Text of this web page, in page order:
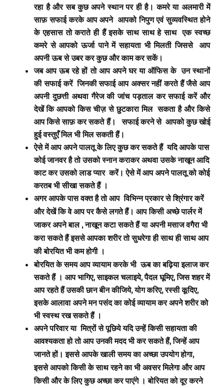
रहा है और सब कुछ अपने स्थान पर ही है। कमरे या अलमारी में
साफ़ सफाई करके आप अपने आपको निपुण एवं सुव्यवस्थित होने
के एहसास तो कराते ही हैं इसके साथ साथ हे साथ एक स्वच्छ
कमरे से आपको ऊर्जा पाने में सहायता भी मिलती जिससे आप
अपनी ऊब से उबर कर कुछ और काम कर सकें।
जब आप ऊब रहे हों तो आप अपने घर या ऑफिस के उन स्थानों
की सफाई करें जिनकी सफाई आप अक्सर नहीं करते हैं जैसे आप
अपनी दुछत्ती अथवा गैरेज की जांच पड़ताल कर सफाई करें और
देखें कि आपको किस चीज़ से छुटकारा मिल सकता है और किसे
आप किसे साफ़ कर सकते हैं। सफाई करने से आपको कुछ खोई
हुई वस्तुएँ मिल भी मिल सकती हैं।
ऐसे में आप अपने पालतू के लिए कुछ कर सकते हैं यदि आपके पास
कोई जानवर है तो उसको स्नान कराकर अथवा उसके नाखून आदि
काट कर उसको लाड प्यार करें। ऐसे में आप अपने पालतू को कोई
करतब भी सीखा सकते हैं ।
अगर आपके पास वक्त है तो आप विभिन्न प्रकार से श्रिंगार करें
और देखें कि वे आप पर कैसे लगते हैं। आप किसी अच्छे पार्लर में
जाकर अपने बाल , नाखून कटा सकते हैं या अपनी मसाज वगैरा भी
करा सकते हैं इससे आपका शरीर तो सुधरेगा ही साथ ही साथ आप
की बोरयित भी कमहोगी ।
बोरयित के समय आप व्यायाम करके भी ऊब का बढ़िया इलाज कर
सकते हैं । आप भागिए, साइकल चलाइये, पैदल घूमिए, जिस शहर में
आप रहते हैं उसकी छान बीन कीजिये, योग करिए, रस्सी कूदिए,
इसके आलावा अपने मन पसंद का कोई व्यायाम कर अपने शरीर को
भी स्वस्थ रख सकते हैं ।
अपने परिवार या मित्रों से पूछिये यदि उन्हें किसी सहायता की
आवश्यकता हो तोआप उनकी मदद भी कर सकते हैं, जिन्हें आप
जानते हों। इससे आपके खाली समय का अच्छा उपयोग होगा,
इससे आपको किसी के साथ रहने का भी अवसर मिलेगा और आप
किसी और के लिए कुछ अच्छा कर पाएंगे । बोरियत को दूर करने